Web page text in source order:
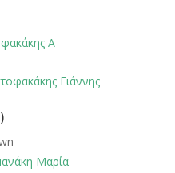
Α
Γιάννης
Μαρία